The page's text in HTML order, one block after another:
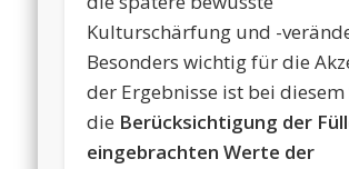
Kulturschärfung und -
Besonders wichtig für die
der Ergebnisse ist bei
die Berücksichtigung der
eingebrachten Werte der